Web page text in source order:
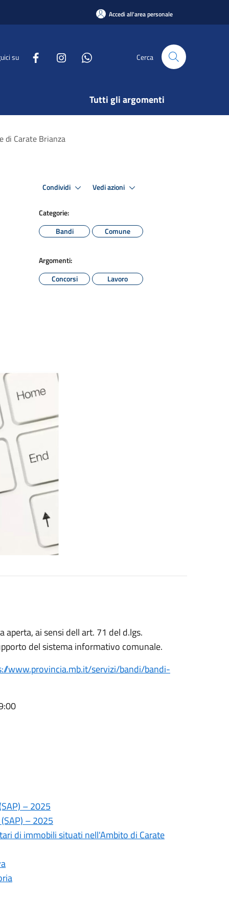
Accedi all'area personale
su Cerca
Tutti gli argomenti
di Carate Brianza
Condividi Vedi azioni
Categorie:
Bandi
Comune
Argomenti:
Concorsi
Lavoro
aperta, ai sensi dell art. 71 del d.lgs.
del sistema informativo comunale.
www.provincia.mb.it/servizi/bandi/bandi-
– 2025
– 2025
di immobili situati nell'Ambito di Carate